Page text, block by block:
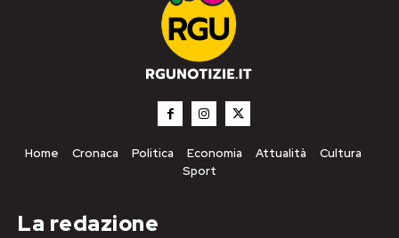
Home Cronaca Politica Economia Attualità
Cultura
Sport
La redazione